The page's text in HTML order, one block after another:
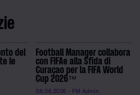
del
le
Football Manager collabora
con FIFAe alla Sfida di
Curaçao per la FIFA World
Cup 2026™
08.06.2026 - FM Admin